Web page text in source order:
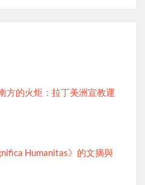
方的火炬：拉丁美洲宣教運
Humanitas》的文摘與